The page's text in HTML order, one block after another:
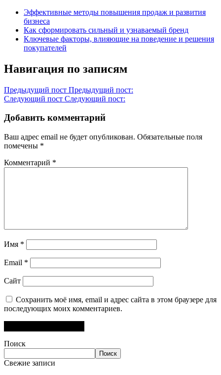
Эффективные методы повышения продаж и развития
бизнеса
Как сформировать сильный и узнаваемый бренд
Ключевые факторы, влияющие на поведение и решения
покупателей
Навигация по записям
Предыдущий пост Предыдущий пост:
Следующий пост Следующий пост:
Добавить комментарий
Ваш адрес email не будет опубликован. Обязательные поля
помечены *
Комментарий *
Имя *
Email *
Сайт
Сохранить моё имя, email и адрес сайта в этом браузере для
последующих моих комментариев.
Поиск
Поиск
Свежие записи